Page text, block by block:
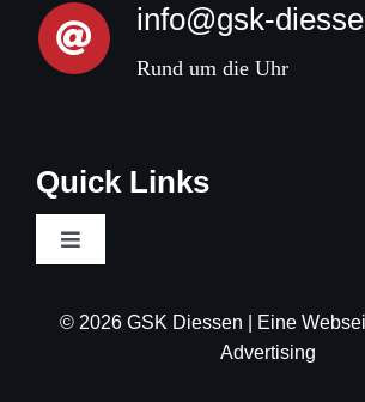
info@gsk-
Rund um die Uhr
Quick Links
Toggle
© 2026 GSK Diessen | Eine
Advertising